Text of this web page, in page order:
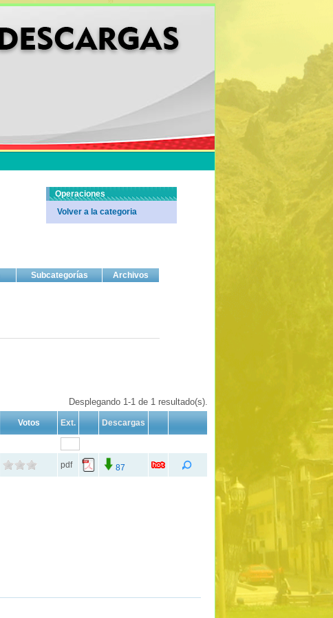
Subcategorías Archivos
Desplegando 1-1 de 1 resultado(s).
Votos Ext. Descargas
pdf 87
Operaciones
Volver a la categoria